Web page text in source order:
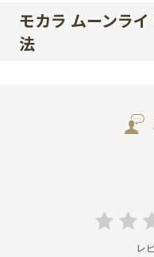
モカラ ムーンラ
法
レ